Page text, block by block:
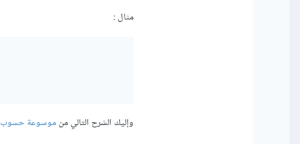
مثال:
وإليك الشرح التالي منموسوعة حسوب